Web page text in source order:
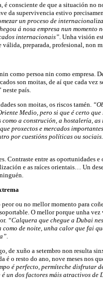
é consciente de que a situación no
da supervivencia estivo
un proceso de
á nosa empresa nun momento
internacionais” . Unha visión
válida, preparada, profesional, non
como persoa nin como empresa.
son moitas, de aí que cada vez
neste país.
son moitas, os riscos tamén.
Medio, pero si que é certo que
como a construción, a hostalería,
proxectos e mercados
por cuestións políticas ou
Contraste entre as oportunidades e
e as raíces orientais… Un
ou no mellor momento para
O mellor porque unha
“Calquera que chegue a Dubai
de noite, unha calor que fai
de xuño a setembro non resulta
é o resto do ano, nove meses nos
é perfecto, permíteche disfrutar
un dos factores máis atractivos